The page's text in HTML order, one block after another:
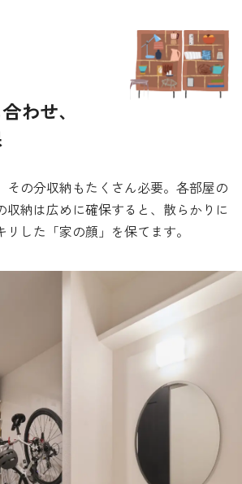
わせ、
その分収納もたくさん必要。各部屋の
収納は広めに確保すると、散らかりに
リした「家の顔」を保てます。